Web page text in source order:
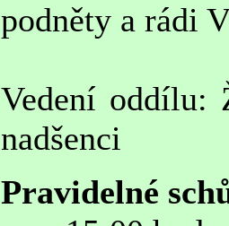
podněty a rádi
Vedení oddílu:
nadšenci
Pravidelné